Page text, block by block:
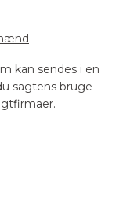
kan sendes i en
sagtens bruge